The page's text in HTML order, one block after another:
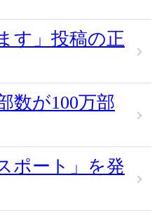
す」投稿の正
数が100万部
ポート」を発